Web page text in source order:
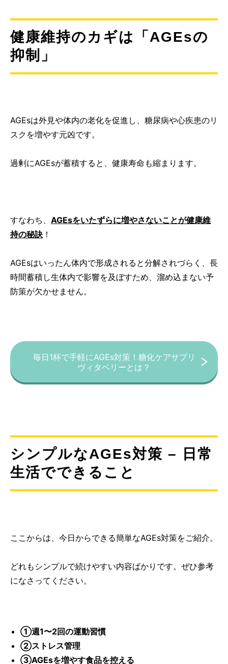
健康維持のカギは「 AGEsの
抑制」
AGEsは外見や体内の老化を促進し、糖尿病や心疾患のリ
スクを増やす元凶です。
過剰にAGEsが蓄積すると、健康寿命も縮まります。
すなわち、 AGEsをいたずらに増やさないことが健康維
持の秘訣 ！
AGEsはいったん体内で形成されると分解されづらく、長
時間蓄積し生体内で影響を及ぼすため、溜め込まない予
防策が欠かせません。
毎日1杯で手軽にAGEs対策！糖化ケアサプリ
ヴィタベリーとは？
シンプルなAGEs対策 – 日常
生活でできること
ここからは、今日からできる簡単なAGEs対策をご紹介。
どれもシンプルで続けやすい内容ばかりです。ぜひ参考
になさってください。
①週1〜2回の運動習慣
②ストレス管理
③AGEsを増やす食品を控える